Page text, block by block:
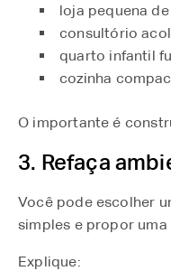
loja pequena
consultório
quarto infantil
cozinha
O importante é
3. Refaça
Você pode escolher
simples e propor uma
Explique: